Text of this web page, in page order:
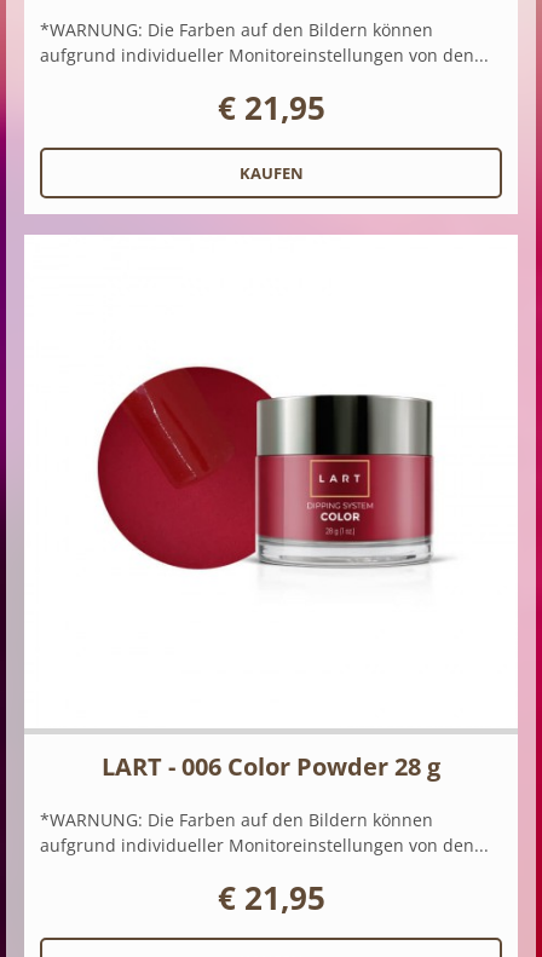
*WARNUNG: Die Farben auf den Bildern können
aufgrund individueller Monitoreinstellungen von den...
€ 21,95
LART - 006 Color Powder 28 g
*WARNUNG: Die Farben auf den Bildern können
aufgrund individueller Monitoreinstellungen von den...
€ 21,95